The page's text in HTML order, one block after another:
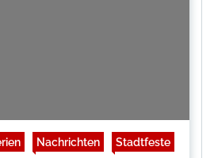
Nachrichten Stadtfeste